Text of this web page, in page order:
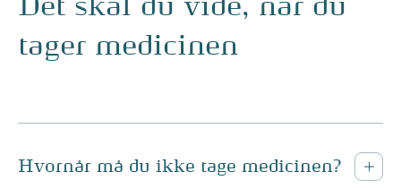
Det skal du vide, når du
tager medicinen
Hvornår må du ikke tage medicinen?